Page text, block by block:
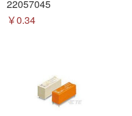
22057045
￥0.34